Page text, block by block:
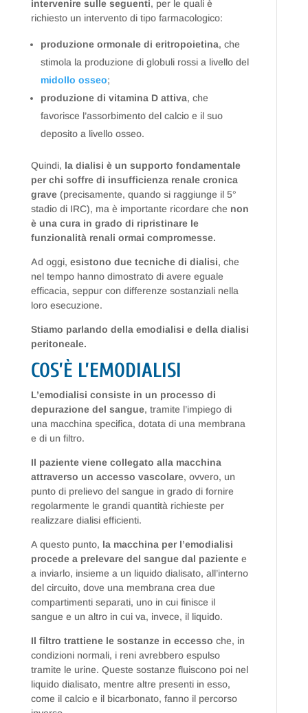
intervenire sulle seguenti, per le quali è
richiesto un intervento di tipo farmacologico:
produzione ormonale di eritropoietina, che
stimola la produzione di globuli rossi a livello del
midollo osseo;
produzione di vitamina D attiva, che
favorisce l’assorbimento del calcio e il suo
deposito a livello osseo.
Quindi, la dialisi è un supporto fondamentale
per chi soffre di insufficienza renale cronica
grave(precisamente, quando si raggiunge il 5°
stadio di IRC), ma è importante ricordare che non
è una cura in grado di ripristinare le
funzionalità renali ormai compromesse.
Ad oggi, esistono due tecniche di dialisi, che
nel tempo hanno dimostrato di avere eguale
efficacia, seppur con differenze sostanziali nella
loro esecuzione.
Stiamo parlando della emodialisi e della dialisi
peritoneale.
COS’È L’EMODIALISI
L’emodialisi consiste in un processo di
depurazione del sangue, tramite l’impiego di
una macchina specifica, dotata di una membrana
e di un filtro.
Il paziente viene collegato alla macchina
attraverso un accesso vascolare, ovvero, un
punto di prelievo del sangue in grado di fornire
regolarmente le grandi quantità richieste per
realizzare dialisi efficienti.
A questo punto, la macchina per l’emodialisi
procede a prelevare del sangue dal pazientee
a inviarlo, insieme a un liquido dialisato, all’interno
del circuito, dove una membrana crea due
compartimenti separati, uno in cui finisce il
sangue e un altro in cui va, invece, il liquido.
Il filtro trattiene le sostanze in eccesso che, in
condizioni normali, i reni avrebbero espulso
tramite le urine. Queste sostanze fluiscono poi nel
liquido dialisato, mentre altre presenti in esso,
come il calcio e il bicarbonato, fanno il percorso